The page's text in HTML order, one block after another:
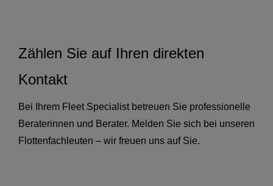
Zählen Sie auf Ihren direkten
Kontakt
Bei Ihrem Fleet Specialist betreuen Sie professionelle
Beraterinnen und Berater. Melden Sie sich bei unseren
Flottenfachleuten – wir freuen uns auf Sie.